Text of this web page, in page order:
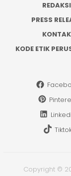
REDAKSI
PRESS
KONTAK
KODE ETIK
Copyright ©